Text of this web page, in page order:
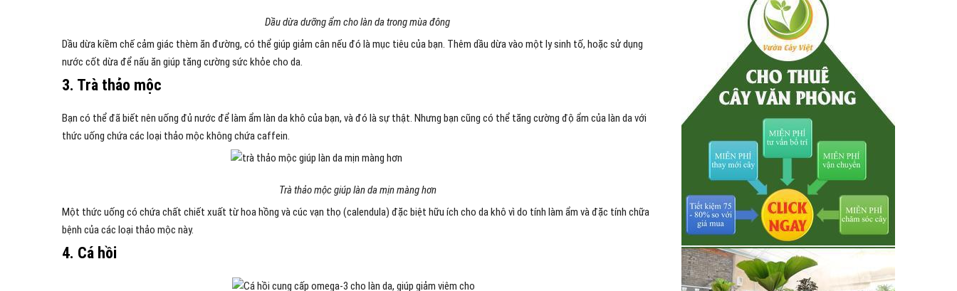
Dầu dừa dưỡng ẩm cho làn da trong mùa đông
Dầu dừa kiềm chế cảm giác thèm ăn đường, có thể giúp giảm cân nếu đó là mục tiêu của bạn. Thêm dầu dừa vào một ly sinh tố, hoặc sử dụng
nước cốt dừa để nấu ăn giúp tăng cường sức khỏe cho da.
3. Trà thảo mộc
Bạn có thể đã biết nên uống đủ nước để làm ẩm làn da khô của bạn, và đó là sự thật. Nhưng bạn cũng có thể tăng cường độ ẩm của làn da với
thức uống chứa các loại thảo mộc không chứa caffein.
Trà thảo mộc giúp làn da mịn màng hơn
Một thức uống có chứa chất chiết xuất từ hoa hồng và cúc vạn thọ (calendula) đặc biệt hữu ích cho da khô vì do tính làm ẩm và đặc tính chữa
bệnh của các loại thảo mộc này.
4. Cá hồi